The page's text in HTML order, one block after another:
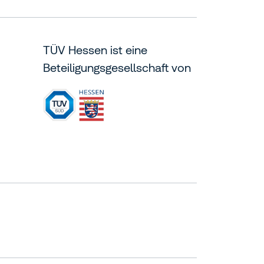
TÜV Hessen ist eine
Beteiligungsgesellschaft von